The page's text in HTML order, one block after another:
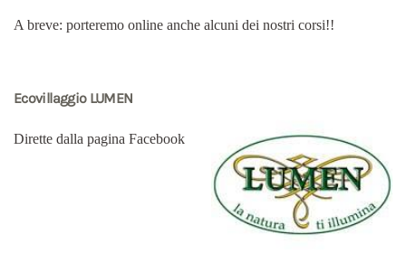
A breve: porteremo online anche alcuni dei nostri corsi!!
Ecovillaggio LUMEN
Dirette dalla pagina Facebook